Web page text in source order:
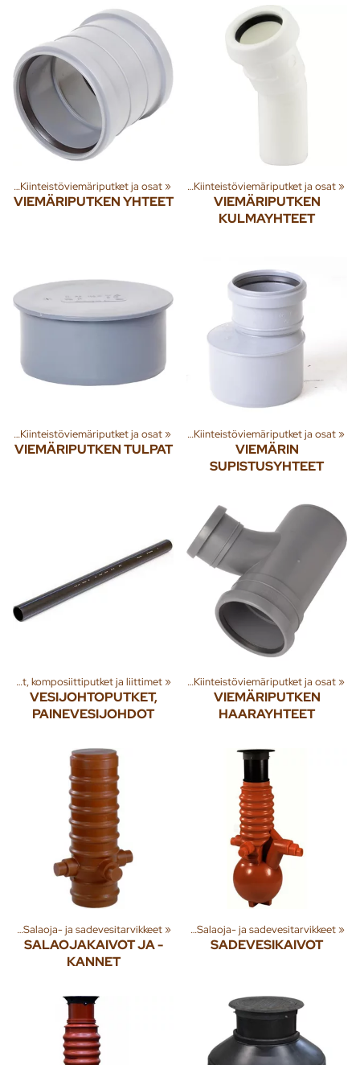
‪» Kiinteistöviemäriputket ja osat‪»
VIEMÄRIPUTKEN YHTEET
‪»Jäte- ja sadevesi‪»Viemäriputket ‪» Kiinteistöviemäriputket ja osat‪»
VIEMÄRIPUTKEN
KULMAYHTEET
‪» Kiinteistöviemäriputket ja osat‪»
VIEMÄRIPUTKEN TULPAT
‪»Jäte- ja sadevesi‪»Viemäriputket ‪» Kiinteistöviemäriputket ja osat‪»
VIEMÄRIN
SUPISTUSYHTEET
Käyttövesiputket, kupariputket, komposiittiputket ja liittimet‪»
VESIJOHTOPUTKET,
PAINEVESIJOHDOT
‪»Jäte- ja sadevesi‪»Viemäriputket ‪» Kiinteistöviemäriputket ja osat‪»
VIEMÄRIPUTKEN
HAARAYHTEET
‪»Salaoja- ja sadevesitarvikkeet‪»
SALAOJAKAIVOT JA -
KANNET
tuotteita ‪» Rakenna‪»Jäte- ja sadevesi ‪»Salaoja- ja sadevesitarvikkeet‪»
SADEVESIKAIVOT